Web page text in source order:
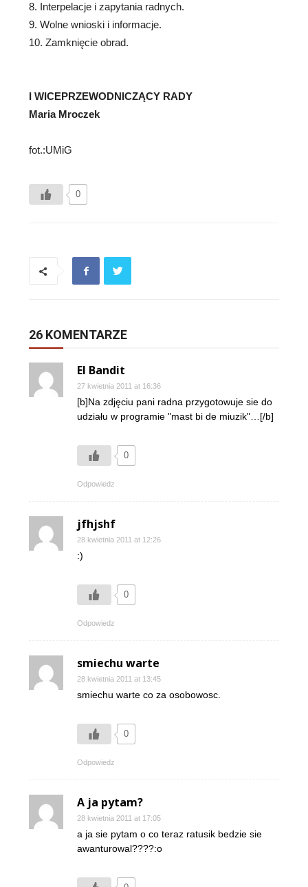
8. Interpelacje i zapytania radnych.
9. Wolne wnioski i informacje.
10. Zamknięcie obrad.
I WICEPRZEWODNICZĄCY RADY
Maria Mroczek
fot.:UMiG
0
26 KOMENTARZE
El Bandit
27 kwietnia 2011 at 16:36
[b]Na zdjęciu pani radna przygotowuje sie do
udziału w programie "mast bi de miuzik"…[/b]
0
Odpowiedz
jfhjshf
28 kwietnia 2011 at 12:26
:)
0
Odpowiedz
smiechu warte
28 kwietnia 2011 at 13:45
smiechu warte co za osobowosc.
0
Odpowiedz
A ja pytam?
28 kwietnia 2011 at 17:05
a ja sie pytam o co teraz ratusik bedzie sie
awanturowal????:o